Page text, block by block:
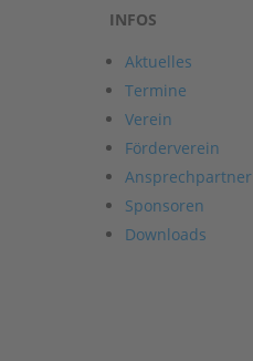
INFOS
Aktuelles
Termine
Verein
Förderverein
Ansprechpartner
Sponsoren
Downloads